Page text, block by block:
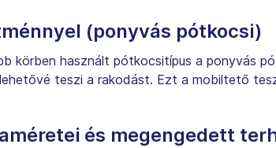
(ponyvás pótkocsi)
körben használt pótkocsitípus a ponyvás
teszi a rakodást. Ezt a mobiltető
és megengedett